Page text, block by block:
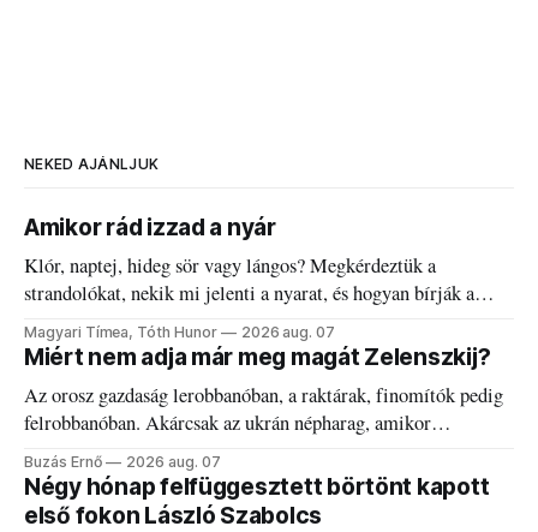
NEKED AJÁNLJUK
Amikor rád izzad a nyár
Klór, naptej, hideg sör vagy lángos? Megkérdeztük a
strandolókat, nekik mi jelenti a nyarat, és hogyan bírják a
kánikulát.
Magyari Tímea, Tóth Hunor 2026 aug. 07
Miért nem adja már meg magát Zelenszkij?
Az orosz gazdaság lerobbanóban, a raktárak, finomítók pedig
felrobbanóban. Akárcsak az ukrán népharag, amikor
elégedetlen vezetőivel.
Buzás Ernő 2026 aug. 07
Négy hónap felfüggesztett börtönt kapott
első fokon László Szabolcs